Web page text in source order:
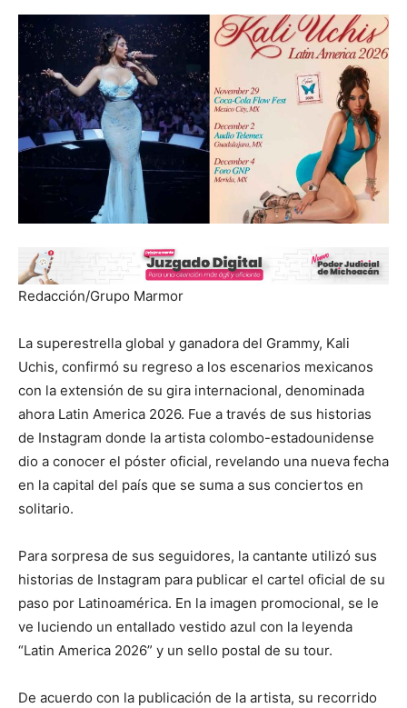
Redacción/Grupo Marmor
La superestrella global y ganadora del Grammy, Kali
Uchis, confirmó su regreso a los escenarios mexicanos
con la extensión de su gira internacional, denominada
ahora Latin America 2026. Fue a través de sus historias
de Instagram donde la artista colombo-estadounidense
dio a conocer el póster oficial, revelando una nueva fecha
en la capital del país que se suma a sus conciertos en
solitario.
Para sorpresa de sus seguidores, la cantante utilizó sus
historias de Instagram para publicar el cartel oficial de su
paso por Latinoamérica. En la imagen promocional, se le
ve luciendo un entallado vestido azul con la leyenda
“Latin America 2026” y un sello postal de su tour.
De acuerdo con la publicación de la artista, su recorrido